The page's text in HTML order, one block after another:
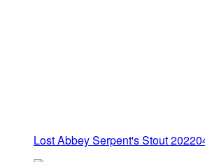
Lost Abbey Serpent's Stout